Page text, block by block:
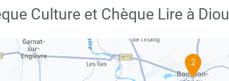
Culture et Chèque Lire à Diou
2